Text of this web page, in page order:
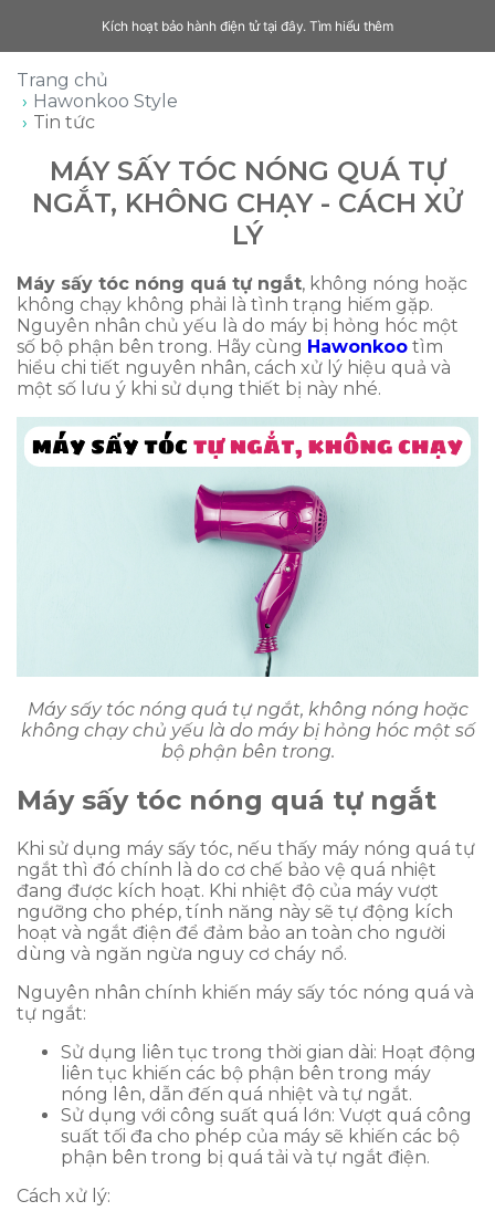
Kích hoạt bảo hành điện tử tại đây. Tìm hiểu thêm
Trang chủ
Hawonkoo Style
Tin tức
MÁY SẤY TÓC NÓNG QUÁ TỰ
NGẮT, KHÔNG CHẠY - CÁCH XỬ
LÝ
Máy sấy tóc nóng quá tự ngắt, không nóng hoặc
không chạy không phải là tình trạng hiếm gặp.
Nguyên nhân chủ yếu là do máy bị hỏng hóc một
số bộ phận bên trong. Hãy cùng Hawonkoo tìm
hiểu chi tiết nguyên nhân, cách xử lý hiệu quả và
một số lưu ý khi sử dụng thiết bị này nhé.
Máy sấy tóc nóng quá tự ngắt, không nóng hoặc
không chạy chủ yếu là do máy bị hỏng hóc một số
bộ phận bên trong.
Máy sấy tóc nóng quá tự ngắt
Khi sử dụng máy sấy tóc, nếu thấy máy nóng quá tự
ngắt thì đó chính là do cơ chế bảo vệ quá nhiệt
đang được kích hoạt. Khi nhiệt độ của máy vượt
ngưỡng cho phép, tính năng này sẽ tự động kích
hoạt và ngắt điện để đảm bảo an toàn cho người
dùng và ngăn ngừa nguy cơ cháy nổ.
Nguyên nhân chính khiến máy sấy tóc nóng quá và
tự ngắt:
Sử dụng liên tục trong thời gian dài: Hoạt động
liên tục khiến các bộ phận bên trong máy
nóng lên, dẫn đến quá nhiệt và tự ngắt.
Sử dụng với công suất quá lớn: Vượt quá công
suất tối đa cho phép của máy sẽ khiến các bộ
phận bên trong bị quá tải và tự ngắt điện.
Cách xử lý: